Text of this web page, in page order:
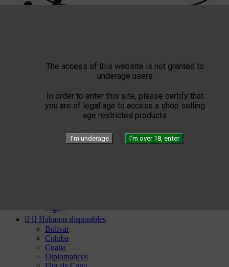
The access of this website is not granted to
underage users
In order to enter this site, please certify that
you are of legal age to access a shop selling
age restricted products
I’m underage I’m over 18, enter
Humidors
Briquets
Cigar instruments
Cigars
  Habanos disponibles
Bolivar
Cohiba
Cuaba
Diplomaticos